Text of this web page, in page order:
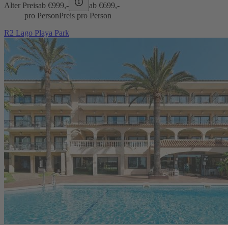
Alter Preisab €999,- ab €699,-
pro PersonPreis pro Person
R2 Lago Playa Park